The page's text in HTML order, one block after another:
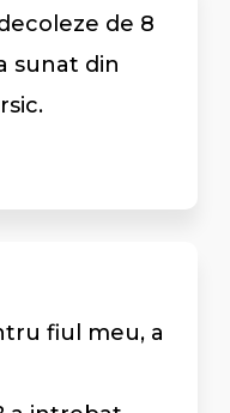
de 8
sunat din
fiul meu, a